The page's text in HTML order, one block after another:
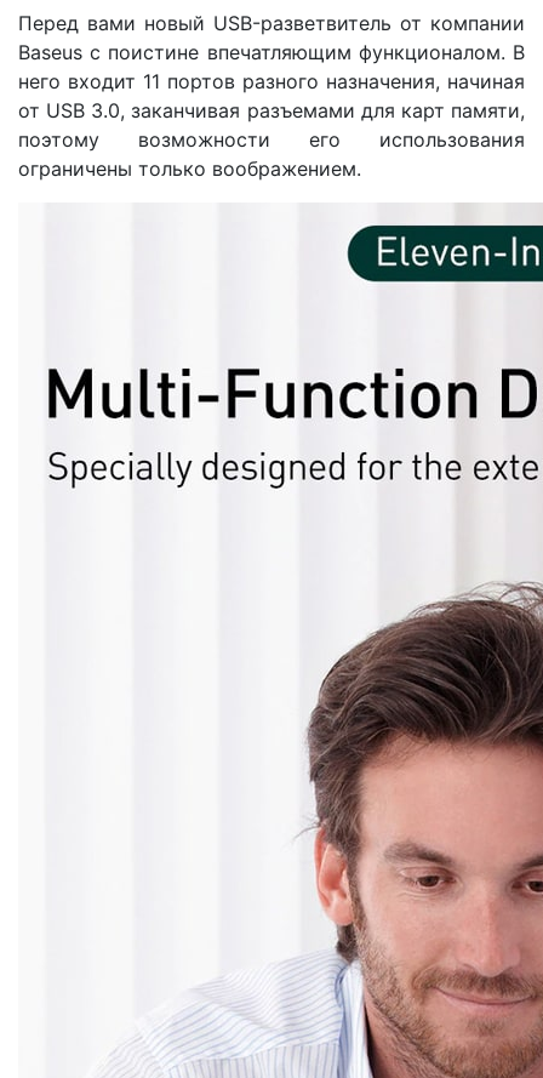
Перед вами новый USB-разветвитель от компании
Baseus с поистине впечатляющим функционалом. В
него входит 11 портов разного назначения, начиная
от USB 3.0, заканчивая разъемами для карт памяти,
поэтому возможности его использования
ограничены только воображением.